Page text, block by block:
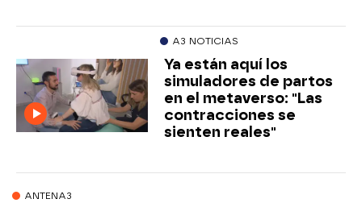
A3 NOTICIAS
Ya están aquí los
simuladores de partos
en el metaverso: "Las
contracciones se
sienten reales"
ANTENA3